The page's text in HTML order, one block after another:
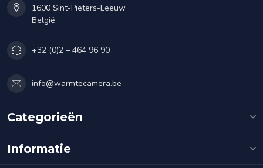
1600 Sint-Pieters-Leeuw
België
+32 (0)2 – 464 96 90
info@warmtecamera.be
Categorieën
Informatie